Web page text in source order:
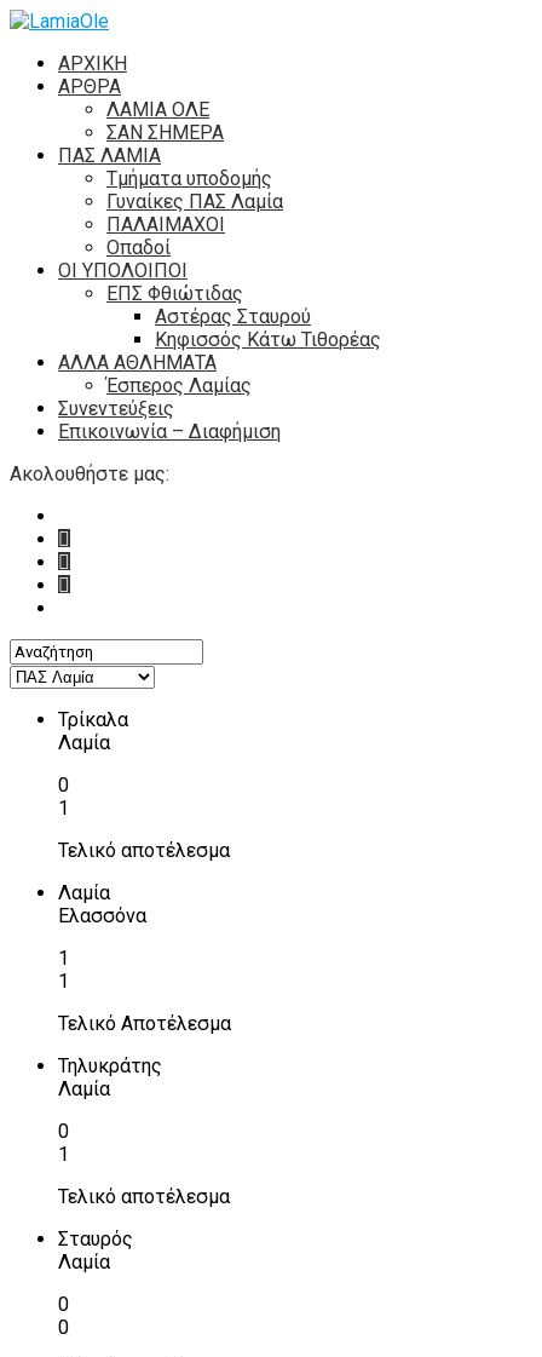
ΑΡΧΙΚΗ
ΑΡΘΡΑ
ΛΑΜΙΑ ΟΛΕ
ΣΑΝ ΣΗΜΕΡΑ
ΠΑΣ ΛΑΜΙΑ
Τμήματα υποδομής
Γυναίκες ΠΑΣ Λαμία
ΠΑΛΑΙΜΑΧΟΙ
Οπαδοί
ΟΙ ΥΠΟΛΟΙΠΟΙ
ΕΠΣ Φθιώτιδας
Αστέρας Σταυρού
Κηφισσός Κάτω Τιθορέας
ΑΛΛΑ ΑΘΛΗΜΑΤΑ
Έσπερος Λαμίας
Συνεντεύξεις
Επικοινωνία – Διαφήμιση
Ακολουθήστε μας:
Τρίκαλα
Λαμία
0
1
Τελικό αποτέλεσμα
Λαμία
Ελασσόνα
1
1
Τελικό Αποτέλεσμα
Τηλυκράτης
Λαμία
0
1
Τελικό αποτέλεσμα
Σταυρός
Λαμία
0
0